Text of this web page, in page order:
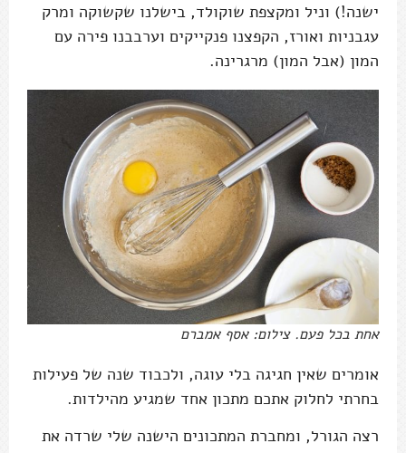
ישנה!) וניל ומקצפת שוקולד, בישלנו שקשוקה ומרק
עגבניות ואורז, הקפצנו פנקייקים וערבבנו פירה עם
המון (אבל המון) מרגרינה.
אחת בכל פעם. צילום: אסף אמברם
אומרים שאין חגיגה בלי עוגה, ולכבוד שנה של פעילות
בחרתי לחלוק אתכם מתכון אחד שמגיע מהילדות.
רצה הגורל, ומחברת המתכונים הישנה שלי שרדה את